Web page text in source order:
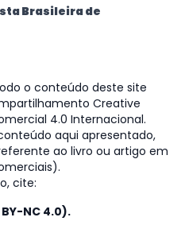
Brasileira de
o conteúdo deste site
Creative
4.0 Internacional.
aqui apresentado,
ao livro ou artigo em
cite:
NC 4.0).